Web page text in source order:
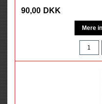
90,00 DKK